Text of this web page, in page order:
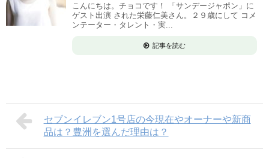
こんにちは。チョコです！ 「サンデージャポン」に
ゲスト出演 された栄藤仁美さん。２９歳にして コメ
ンテーター・タレント・実...
記事を読む
セブンイレブン1号店の今現在やオーナーや新商
品は？豊洲を選んだ理由は？